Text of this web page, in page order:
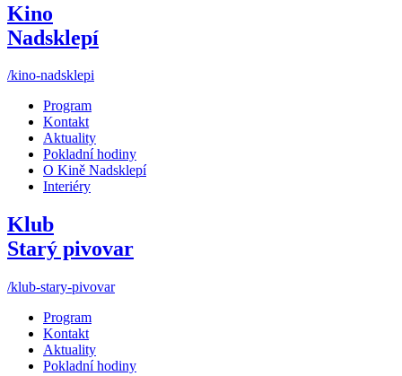
Kino
Nadsklepí
/kino-nadsklepi
Program
Kontakt
Aktuality
Pokladní hodiny
O Kině Nadsklepí
Interiéry
Klub
Starý pivovar
/klub-stary-pivovar
Program
Kontakt
Aktuality
Pokladní hodiny